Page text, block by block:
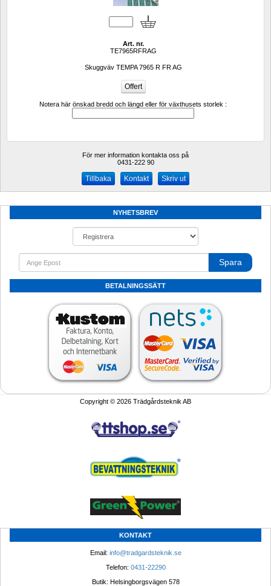
Art. nr.
TE7965RFRAG
Skuggväv TEMPA 7965 R FR AG
Notera här önskad bredd och längd eller för växthusets storlek :
För mer information kontakta oss på
0431-222 90
Kontakt Skriv ut
NYHETSBREV
Spara
BETALNINGSSÄTT
Copyright © 2026 Trädgårdsteknik AB
KONTAKT
Email: info@tradgardsteknik.se
Telefon: 0431-22290
Butik: Helsingborgsvägen 578